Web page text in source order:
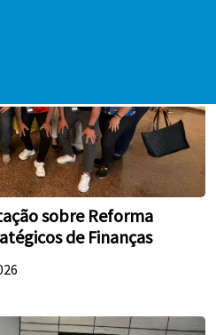
sobre Reforma
de Finanças